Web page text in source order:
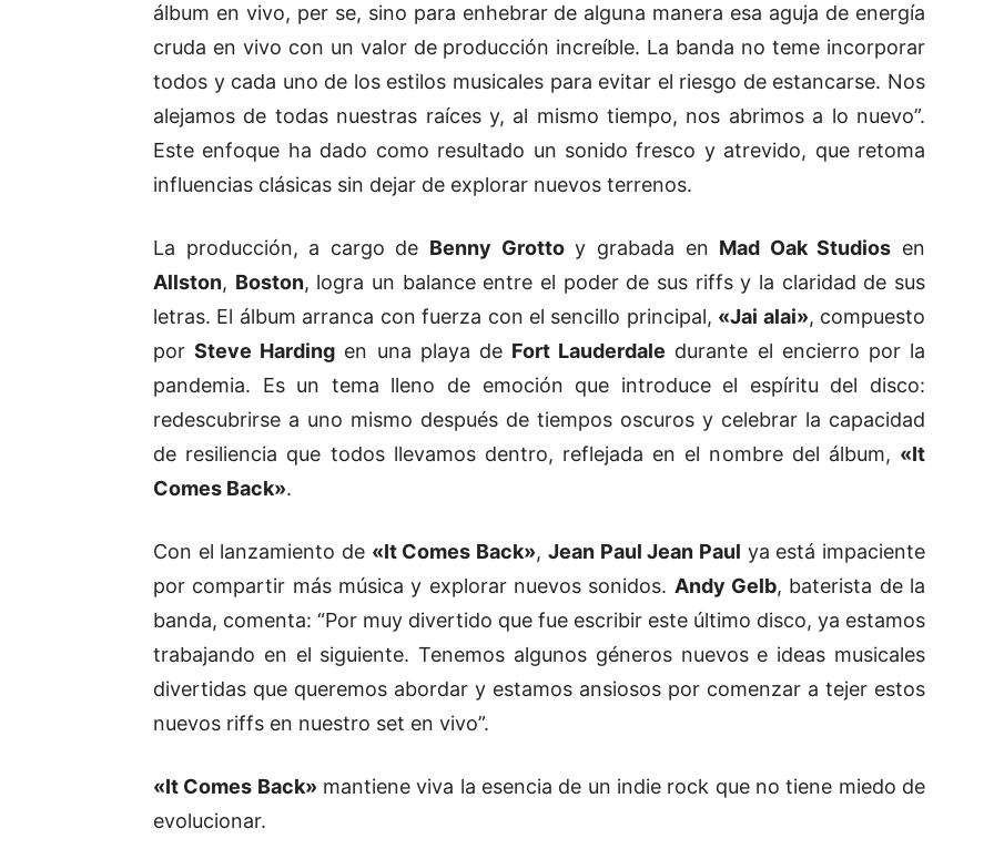
álbum en vivo, per se, sino para enhebrar de alguna manera esa aguja de energía
cruda en vivo con un valor de producción increíble. La banda no teme incorporar
todos y cada uno de los estilos musicales para evitar el riesgo de estancarse. Nos
alejamos de todas nuestras raíces y, al mismo tiempo, nos abrimos a lo nuevo”.
Este enfoque ha dado como resultado un sonido fresco y atrevido, que retoma
influencias clásicas sin dejar de explorar nuevos terrenos.
La producción, a cargo de Benny Grottoy grabada en Mad Oak Studios en
Allston, Boston, logra un balance entre el poder de sus riffs y la claridad de sus
letras. El álbum arranca con fuerza con el sencillo principal, «Jai alai», compuesto
porSteve Harding en una playa de Fort Lauderdale durante el encierro por la
pandemia. Es un tema lleno de emoción que introduce el espíritu del disco:
redescubrirse a uno mismo después de tiempos oscuros y celebrar la capacidad
de resiliencia que todos llevamos dentro, reflejada en el nombre del álbum, «It
Comes Back».
Con el lanzamiento de «It Comes Back», Jean Paul Jean Paul ya está impaciente
por compartir más música y explorar nuevos sonidos. Andy Gelb, baterista de la
banda, comenta: “Por muy divertido que fue escribir este último disco, ya estamos
trabajando en el siguiente. Tenemos algunos géneros nuevos e ideas musicales
divertidas que queremos abordar y estamos ansiosos por comenzar a tejer estos
nuevos riffs en nuestro set en vivo”.
«It Comes Back»mantiene viva la esencia de un indie rock que no tiene miedo de
evolucionar.